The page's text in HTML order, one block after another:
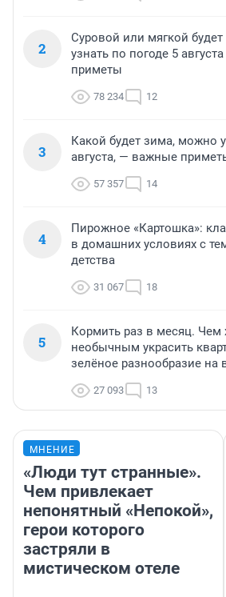
2
Суровой или мягкой
узнать по погоде 5
приметы
78 234 12
3
Какой будет зима, можно
августа, — важные
57 357 14
4
Пирожное «Картошка»:
в домашних условиях с
детства
31 067 18
5
Кормить раз в месяц.
необычным украсить
зелёное разнообразие на
27 093 13
МНЕНИЕ
«Люди тут странные».
Чем привлекает
непонятный «Непокой»,
герои которого
застряли в
мистическом отеле